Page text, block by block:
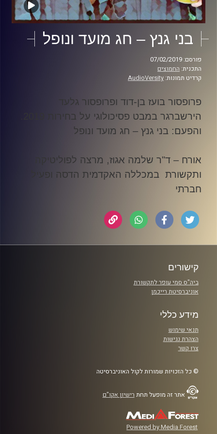
בני גנץ – חג מועד ונופל
פורסם: 07/02/2019
התכנית: החמוצים
קרדיט תמונות: AudioVersity
פרופסור בועז בן-דוד ופרופסור גלעד
הירשברגר במבט פסיכולוגי על בחירות 2019
והפעם: בני גנץ – חג מועד ונופל
אורח – ד"ר שלמה אגוז, מרצה לפוליטיקה
ותקשורת במכללה האקדמית הדסה ופעיל
חברתי
קישורים
ביה"ס סמי עופר לתקשורת
אוניברסיטת רייכמן
מידע כללי
תנאי שימוש
הצהרת נגישות
צרו קשר
© כל הזכויות שמורות לקול האוניברסיטה
אתר זה מופעל תחת רישיון אקו"ם
Powered by Media Forest